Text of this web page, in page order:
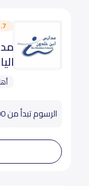
الرسوم تبدأ من 17,000